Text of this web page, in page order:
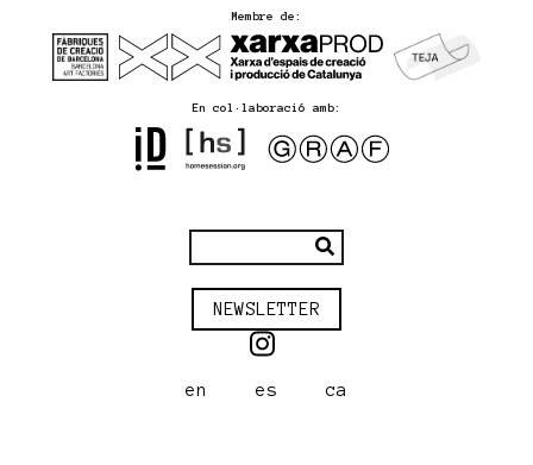
Membre de:
En col·laboració amb:
NEWSLETTER
en es ca